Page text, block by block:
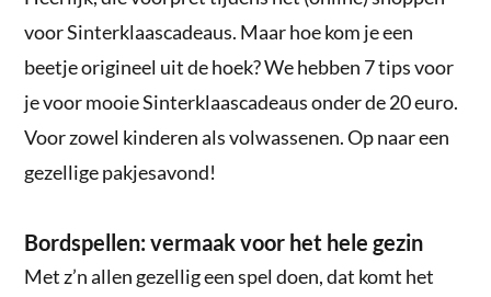
voor Sinterklaascadeaus. Maar hoe kom je een
beetje origineel uit de hoek? We hebben 7 tips voor
je voor mooie Sinterklaascadeaus onder de 20 euro.
Voor zowel kinderen als volwassenen. Op naar een
gezellige pakjesavond!
Bordspellen: vermaak voor het hele gezin
Met z’n allen gezellig een spel doen, dat komt het